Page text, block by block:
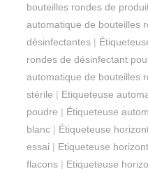
bouteilles rondes de
automatique de bouteilles
désinfectantes |
rondes de désinfectant
automatique de bouteilles
stérile | Etiqueteuse
poudre | Étiqueteuse
blanc | Étiqueteuse
essai | Etiqueteuse
flacons | Etiqueteuse